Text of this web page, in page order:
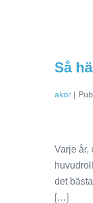
Så
akor |
Varje år,
det
[…]